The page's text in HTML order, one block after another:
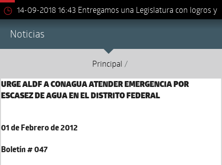
14-09-2018 16:43 Entregamos una Legislatura con logros y
Noticias
Principal /
URGE ALDF A CONAGUA ATENDER EMERGENCIA POR
ESCASEZ DE AGUA EN EL DISTRITO FEDERAL
01 de Febrero de 2012
Boletín # 047